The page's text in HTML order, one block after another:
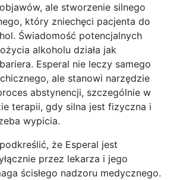
ale stworzenie silnego
który zniechęci pacjenta do
Świadomość potencjalnych
alkoholu działa jak
Esperal nie leczy samego
ale stanowi narzędzie
abstynencji, szczególnie w
terapii, gdy silna jest fizyczna i
wypicia.
że Esperal jest
przez lekarza i jego
ścisłego nadzoru medycznego.